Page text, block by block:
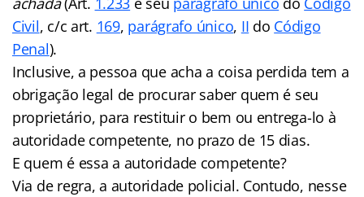
Civil, c/c art. 169, parágrafo único, II do Código
Penal).
Inclusive, a pessoa que acha a coisa perdida tem a
obrigação legal de procurar saber quem é seu
proprietário, para restituir o bem ou entrega-lo à
autoridade competente, no prazo de 15 dias.
E quem é essa a autoridade competente?
Via de regra, a autoridade policial. Contudo, nesse